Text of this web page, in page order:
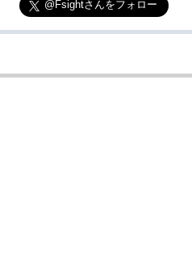
@Fsightさんをフォロー